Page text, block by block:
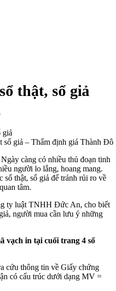
thật, sổ giả
sổ giả – Thẩm định giá Thành Đô
càng có nhiều thủ đoạn tinh
người lo lắng, hoang mang.
sổ thật, sổ giả để tránh rủi ro về
tâm.
ty luật TNHH Đức An, cho biết
người mua cần lưu ý những
vạch in tại cuối trang 4 sổ
cứu thông tin về Giấy chứng
có cấu trúc dưới dạng MV =